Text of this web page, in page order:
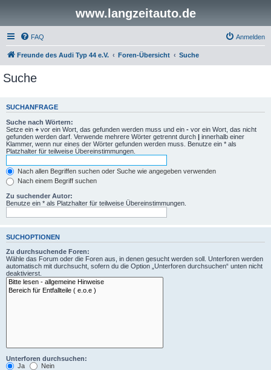
www.langzeitauto.de
FAQ Anmelden
Freunde des Audi Typ 44 e.V. Foren-Übersicht Suche
Suche
SUCHANFRAGE
Suche nach Wörtern:
Setze ein + vor ein Wort, das gefunden werden muss und ein - vor ein Wort, das nicht
gefunden werden darf. Verwende mehrere Wörter getrennt durch | innerhalb einer
Klammer, wenn nur eines der Wörter gefunden werden muss. Benutze ein * als
Platzhalter für teilweise Übereinstimmungen.
Nach allen Begriffen suchen oder Suche wie angegeben verwenden
Nach einem Begriff suchen
Zu suchender Autor:
Benutze ein * als Platzhalter für teilweise Übereinstimmungen.
SUCHOPTIONEN
Zu durchsuchende Foren:
Wähle das Forum oder die Foren aus, in denen gesucht werden soll. Unterforen werden
automatisch mit durchsucht, sofern du die Option „Unterforen durchsuchen“ unten nicht
deaktivierst.
Unterforen durchsuchen:
Ja
Nein